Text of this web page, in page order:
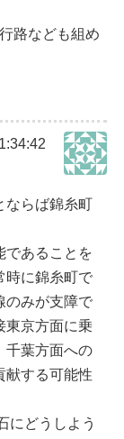
路なども組め
らば錦糸町
であることを
時に錦糸町で
のみが支障で
東京方面に乗
千葉方面への
献する可能性
にどうしよう